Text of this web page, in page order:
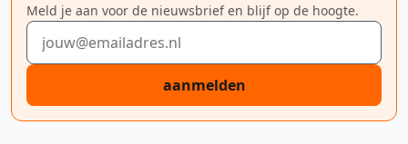
Meld je aan voor de nieuwsbrief en blijf op de hoogte.
E-mailadres
aanmelden